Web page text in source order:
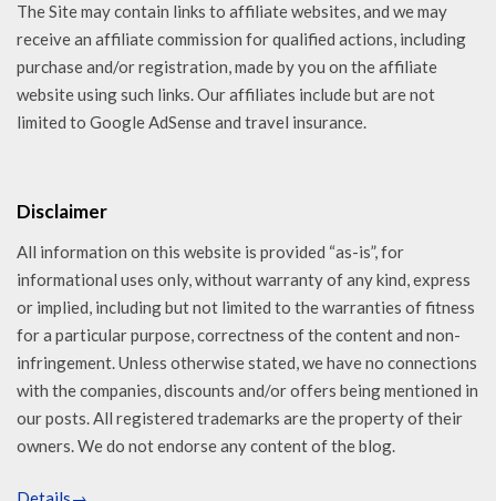
The Site may contain links to affiliate websites, and we may
receive an affiliate commission for qualified actions, including
purchase and/or registration, made by you on the affiliate
website using such links. Our affiliates include but are not
limited to Google AdSense and travel insurance.
Disclaimer
All information on this website is provided “as-is”, for
informational uses only, without warranty of any kind, express
or implied, including but not limited to the warranties of fitness
for a particular purpose, correctness of the content and non-
infringement. Unless otherwise stated, we have no connections
with the companies, discounts and/or offers being mentioned in
our posts. All registered trademarks are the property of their
owners. We do not endorse any content of the blog.